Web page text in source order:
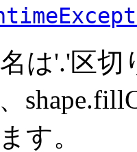
は'.'区
す。